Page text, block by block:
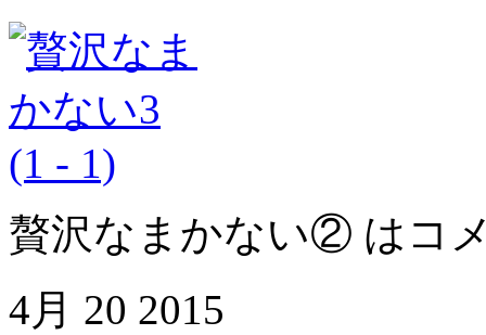
贅沢なまかない② は コ
4月 20 2015